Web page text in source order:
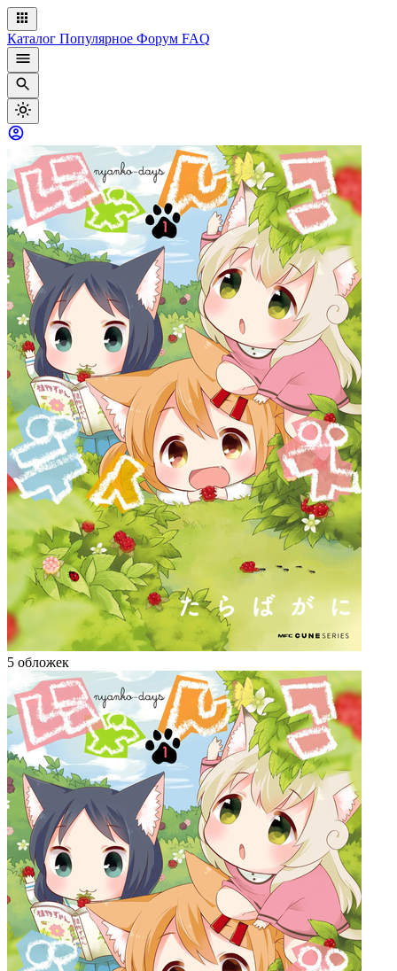
Каталог Популярное Форум FAQ
5 обложек